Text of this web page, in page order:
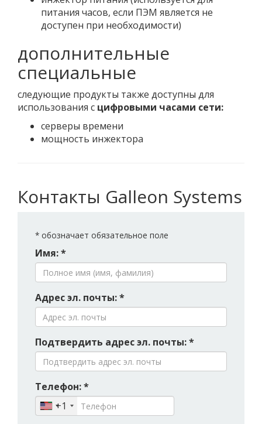
питания часов, если ПЭМ является не
доступен при необходимости)
дополнительные
специальные
следующие продукты также доступны для
использования с цифровыми часами сети:
серверы времени
мощность инжектора
Контакты Galleon Systems
* обозначает обязательное поле
Имя: *
Адрес эл. почты: *
Подтвердить адрес эл. почты: *
Телефон: *
+1